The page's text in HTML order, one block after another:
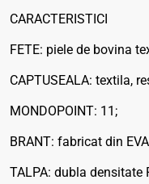
CARACTERISTICI
FETE: piele de bovina
CAPTUSEALA: textila,
MONDOPOINT: 11;
BRANT: fabricat din
TALPA: dubla densitate